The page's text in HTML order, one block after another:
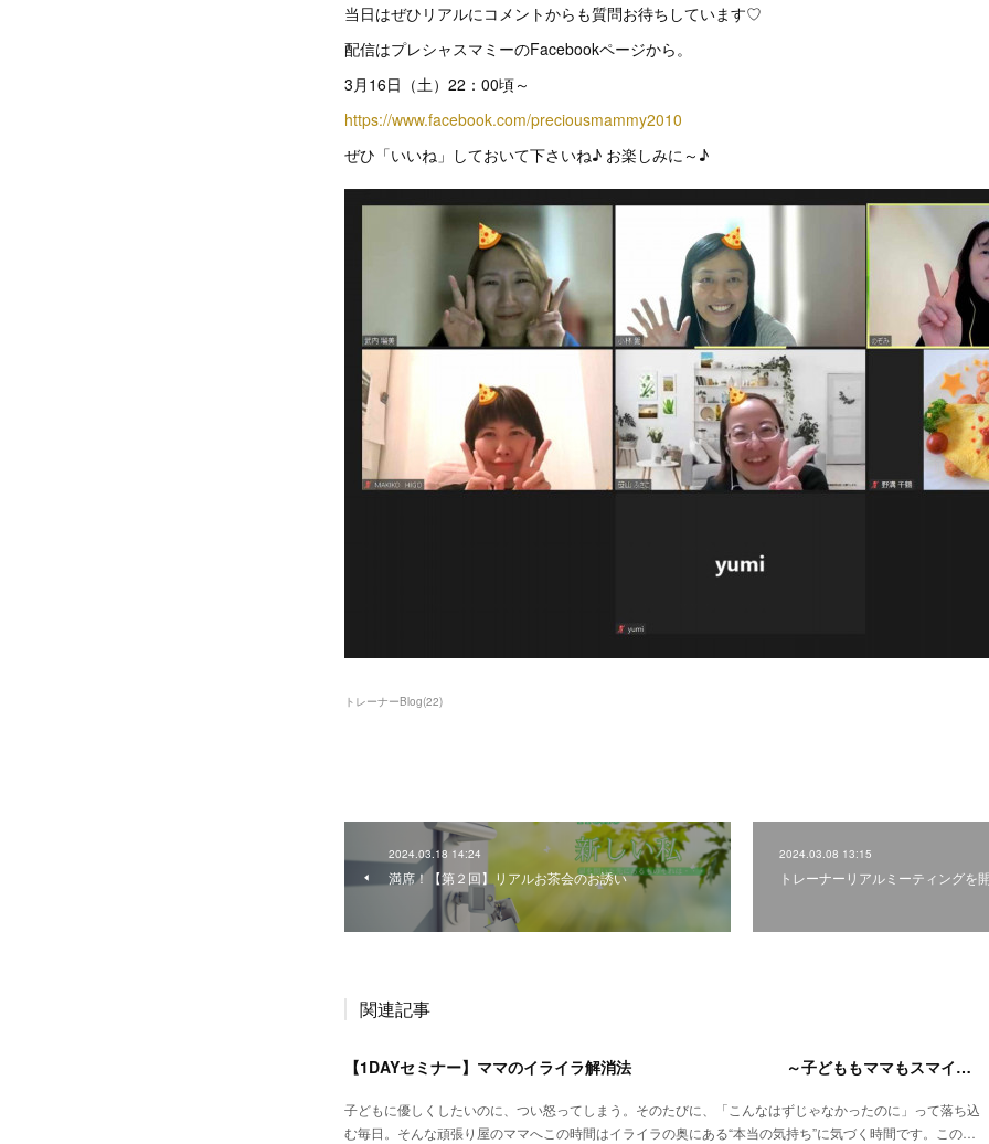
当日はぜひリアルにコメントからも質問お待ちしています♡
配信はプレシャスマミーのFacebookページから。
3月16日（土）22：00頃～
https://www.facebook.com/preciousmammy2010
ぜひ「いいね」しておいて下さいね♪ お楽しみに～♪
トレーナーBlog(22)
2024.03.18 14:24
満席！【第２回】リアルお茶会のお誘い
2024.03.08 13:15
トレーナーリアルミーティングを
関連記事
【1DAYセミナー】ママのイライラ解消法 ～子どももママもスマイル♡ハッピー～
子どもに優しくしたいのに、つい怒ってしまう。そのたびに、「こんなはずじゃなかったのに」って落ち込
む毎日。そんな頑張り屋のママへこの時間はイライラの奥にある“本当の気持ち”に気づく時間です。この…